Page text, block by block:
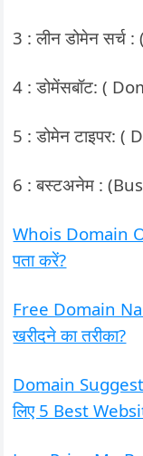
3 : लीन डोमेन सर्च
4 : डोमेंसबॉट: (
5 : डोमेन टाइपर: (
6 : बस्टअनेम :
Whois Domain
पता करें?
Free Domain
खरीदने का तरीका?
Domain
लिए 5 Best